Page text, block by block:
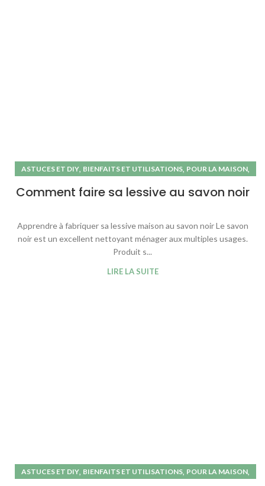
ASTUCES ET DIY, BIENFAITS ET UTILISATIONS, POUR LA MAISON,
Comment faire sa lessive au savon noir
Apprendre à fabriquer sa lessive maison au savon noir Le savon
noir est un excellent nettoyant ménager aux multiples usages.
Produit s...
LIRE LA SUITE
ASTUCES ET DIY, BIENFAITS ET UTILISATIONS, POUR LA MAISON,